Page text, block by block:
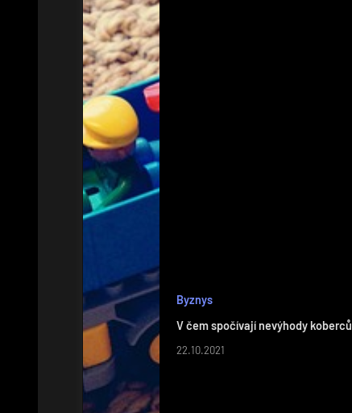
Byznys
V čem spočívají nevýhody koberců
22.10.2021